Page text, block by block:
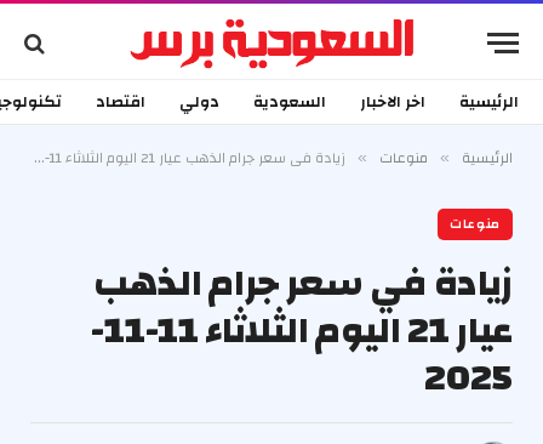
الرئيسية اخر الاخبار السعودية دولي اقتصاد
الرئيسية » منوعات » زيادة في سعر جرام الذهب عيار 21 اليوم الثلاثاء 11-11-2025
منوعات
زيادة في سعر جرام الذهب
عيار 21 اليوم الثلاثاء 11-11-
2025